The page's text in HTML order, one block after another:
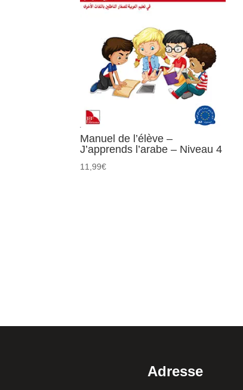
Manuel de l’élève –
J’apprends l’arabe – Niveau 4
11,99€
Adresse